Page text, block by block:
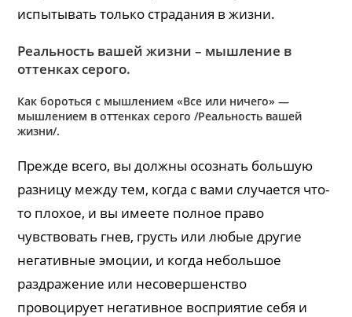
испытывать только страдания в жизни.
Реальность вашей жизни – мышление в
оттенках серого.
Как бороться с мышлением «Все или ничего» —
мышлением в оттенках серого /Реальность вашей
жизни/.
Прежде всего, вы должны осознать большую
разницу между тем, когда с вами случается что-
то плохое, и вы имеете полное право
чувствовать гнев, грусть или любые другие
негативные эмоции, и когда небольшое
раздражение или несовершенство
провоцирует негативное восприятие себя и